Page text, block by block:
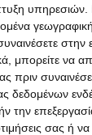
υπηρεσιών.
στην
μπορείτε να
πριν
την
σας ή